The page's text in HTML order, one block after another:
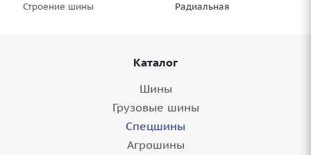
Строение шины Радиальная
Каталог
Шины
Грузовые шины
Спецшины
Агрошины